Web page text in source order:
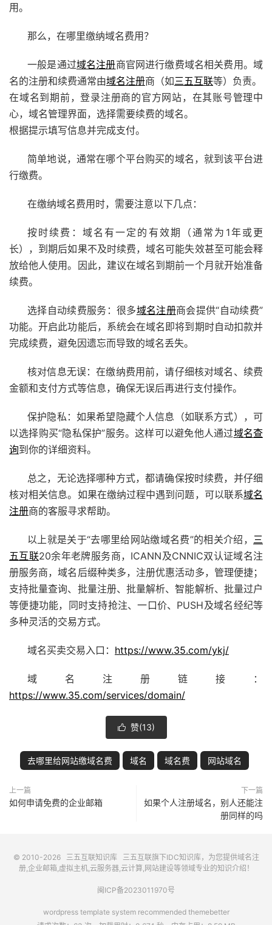
用。
那么，在哪里缴纳域名费用？
一般是通过域名注册商官网进行缴费域名相关费用。域
名的注册和续费通常由域名注册商（如三五互联等）负责。
在域名到期前，登录注册商的官方网站，在其账号管理中
心，域名管理界面，选择需要续费的域名。
根据提示填写信息并完成支付。
简单地说，通常在哪个平台购买的域名，就到该平台进
行缴费。
在缴纳域名费用时，需要注意以下几点：
按时续费：域名有一定的有效期（通常为1年或更
长），到期后如果不及时续费，域名可能失效甚至可能会释
放给他人使用。因此，建议在域名到期前一个月就开始准备
续费。
选择自动续费服务：很多域名注册商会提供“自动续费”
功能。开启此功能后，系统会在域名即将到期时自动扣款并
完成续费，避免因遗忘而导致的域名丢失。
核对信息无误：在缴纳费用前，请仔细核对域名、续费
金额和支付方式等信息，确保无误后再进行支付操作。
保护隐私：如果希望隐藏个人信息（如联系方式），可
以选择购买“隐私保护”服务。这样可以避免他人通过域名查
询到你的详细资料。
总之，无论选择哪种方式，都请确保按时续费，并仔细
核对相关信息。如果在缴纳过程中遇到问题，可以联系域名
注册商的客服寻求帮助。
以上就是关于“去哪里给网站缴域名费”的相关介绍， 三
五互联20余年老牌服务商，ICANN及CNNIC双认证域名注
册服务商，域名后缀种类多，注册优惠活动多，管理便捷；
支持批量查询、批量注册、批量解析、智能解析、批量过户
等便捷功能，同时支持抢注、一口价、PUSH及域名经纪等
多种灵活的交易方式。
域名买卖交易入口： https://www.35.com/ykj/
域名注册链接：
https://www.35.com/services/domain/
 赞(13)
去哪里给网站缴域名费 域名 域名费 网站域名
上一篇
如何申请免费的企业邮箱
下一篇
如果个人注册域名，别人还能注
册同样的吗
© 2010-2026 三五互联知识库 三五互联旗下IDC知识库，为您提供域名注
册,企业邮箱,虚拟主机,云服务器,云计算,网站建设等领域专业的知识介绍！
闽ICP备2023011970号
wordpress template system recommended themebetter